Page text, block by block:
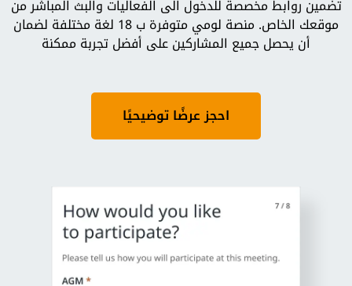
تضمين روابط مخصصة للدخول الى الفعاليات والبث المباشر من
موقعك الخاص. منصة لومي متوفرة ب 18 لغة مختلفة لضمان
أن يحصل جميع المشاركين على أفضل تجربة ممكنة
احجز عرضًا توضيحيًا